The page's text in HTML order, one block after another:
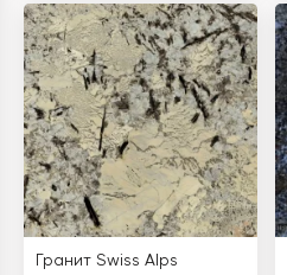
Гранит Swiss Alps